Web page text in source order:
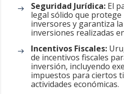
Seguridad Jurídica:El
legal sólido que protege
inversores y garantiza
inversiones realizadas
Incentivos Fiscales:
de incentivos fiscales
inversión, incluyendo
impuestos para ciertos
actividades económicas.